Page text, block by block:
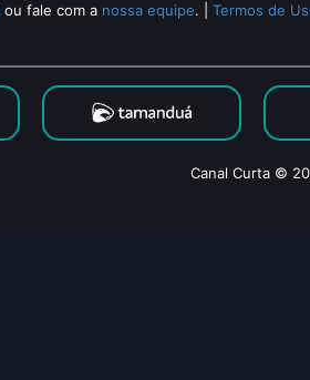
ou fale com a nossa equipe. |Termos de
Canal Curta ©